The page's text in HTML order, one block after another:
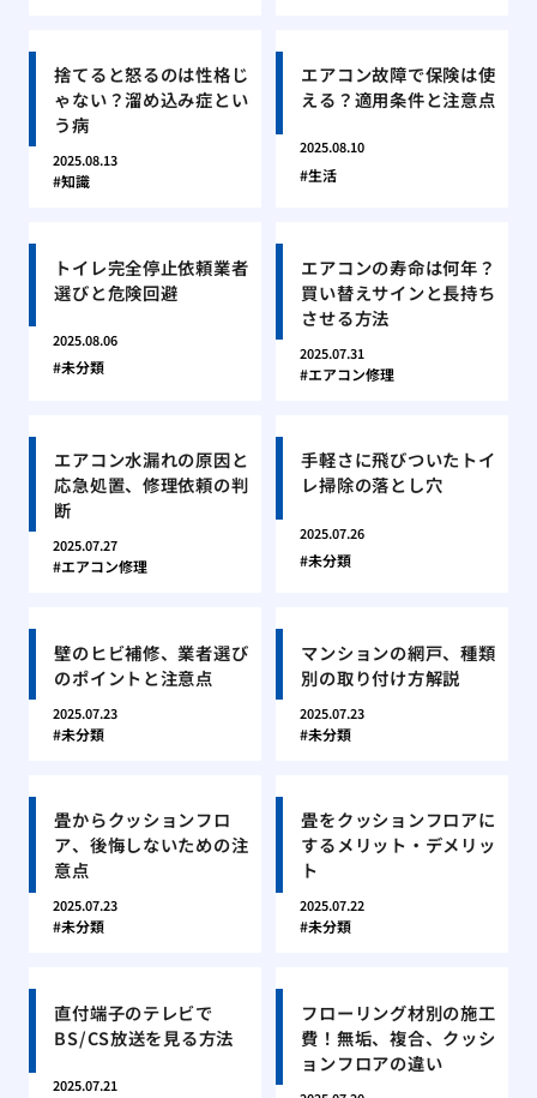
捨てると怒るのは性格じ
ゃない？溜め込み症とい
う病
2025.08.13
知識
エアコン故障で保険は使
える？適用条件と注意点
2025.08.10
生活
トイレ完全停止依頼業者
選びと危険回避
2025.08.06
未分類
エアコンの寿命は何年？
買い替えサインと長持ち
させる方法
2025.07.31
エアコン修理
エアコン水漏れの原因と
応急処置、修理依頼の判
断
2025.07.27
エアコン修理
手軽さに飛びついたトイ
レ掃除の落とし穴
2025.07.26
未分類
壁のヒビ補修、業者選び
のポイントと注意点
2025.07.23
未分類
マンションの網戸、種類
別の取り付け方解説
2025.07.23
未分類
畳からクッションフロ
ア、後悔しないための注
意点
2025.07.23
未分類
畳をクッションフロアに
するメリット・デメリッ
ト
2025.07.22
未分類
直付端子のテレビで
BS/CS放送を見る方法
2025.07.21
フローリング材別の施工
費！無垢、複合、クッシ
ョンフロアの違い